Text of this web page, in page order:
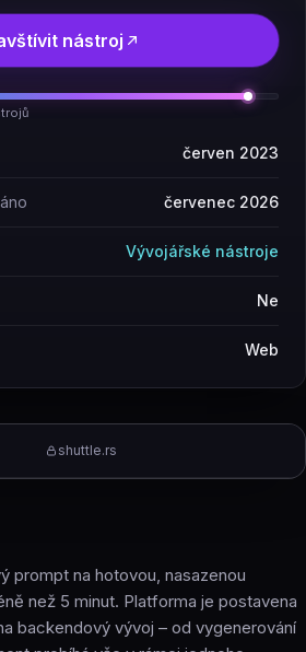
shuttle.rs
prompt na hotovou, nasazenou
než 5 minut. Platforma je postavena
backendový vývoj – od vygenerování
nástroj
červen 2023
červenec 2026
Vývojářské nástroje
Ne
Web